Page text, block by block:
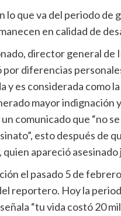
lo que va del periodo
en calidad de
director general
diferencias
y es considerada como
mayor indignación
comunicado que “no
esto después de
apareció asesinado
el pasado 5 de
reportero. Hoy la
“tu vida costó 20